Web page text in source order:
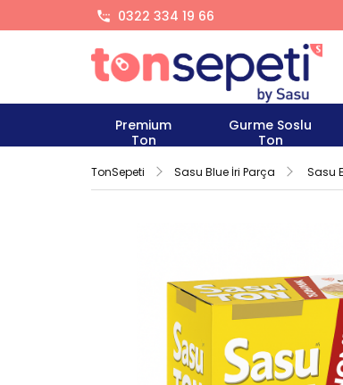
0322 334 19 66
Premium
Ton
Gurme Soslu
Ton
TonSepeti Sasu Blue İri Parça Sasu